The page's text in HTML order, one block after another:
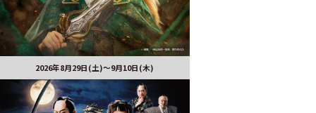
2026年8月29日(土)〜9月10日(木)